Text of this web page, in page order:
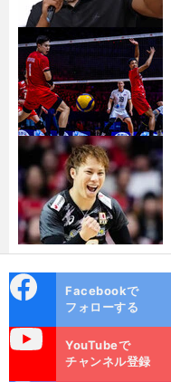
ok
Facebookで
フォローする
YouTubeで
チャンネル登録